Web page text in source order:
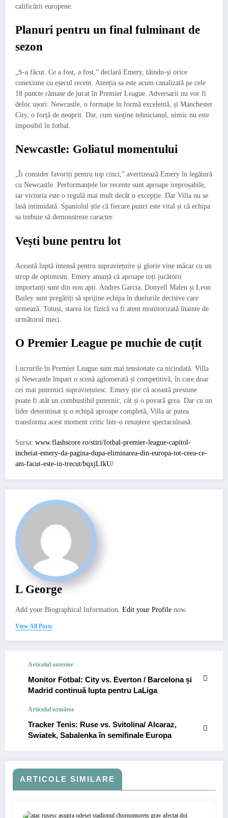
calificării europene.
Planuri pentru un final fulminant de
sezon
„S-a făcut. Ce a fost, a fost,” declară Emery, tăindu-și orice
conexiune cu eșecul recent. Atenția sa este acum canalizată pe cele
18 puncte rămase de jucat în Premier League. Adversarii nu vor fi
deloc ușori: Newcastle, o formație în formă excelentă, și Manchester
City, o forță de neoprit. Dar, cum susține tehnicianul, nimic nu este
imposibil în fotbal.
Newcastle: Goliatul momentului
„Îi consider favoriți pentru top cinci,” avertizează Emery în legătură
cu Newcastle. Performanțele lor recente sunt aproape ireproșabile,
iar victoria este o regulă mai mult decât o excepție. Dar Villa nu se
lasă intimidată. Spaniolul știe că fiecare punct este vital și că echipa
sa trebuie să demonstreze caracter.
Vești bune pentru lot
Această luptă intensă pentru supraviețuire și glorie vine măcar cu un
strop de optimism. Emery anunță că aproape toți jucătorii
importanți sunt din nou apți. Andres Garcia, Donyell Malen și Leon
Bailey sunt pregătiți să sprijine echipa în duelurile decisive care
urmează. Totuși, starea lor fizică va fi atent monitorizată înainte de
următorul meci.
O Premier League pe muchie de cuțit
Lucrurile în Premier League sunt mai tensionate ca niciodată. Villa
și Newcastle împart o scenă aglomerată și competitivă, în care doar
cei mai puternici supraviețuiesc. Emery știe că această presiune
poate fi atât un combustibil puternic, cât și o povară grea. Dar cu un
lider determinat și o echipă aproape completă, Villa ar putea
transforma acest moment critic într-o renaștere spectaculoasă.
Sursa: www.flashscore.ro/stiri/fotbal-premier-league-capitol-
incheiat-emery-da-pagina-dupa-eliminarea-din-europa-tot-ceea-ce-
am-facut-este-in-trecut/bqxjLfkU/
L George
Add your Biographical Information. Edit your Profile now.
View All Posts
Articolul anterior
Monitor Fotbal: City vs. Everton / Barcelona și
Madrid continuă lupta pentru LaLiga
Articolul următor
Tracker Tenis: Ruse vs. Svitolina/ Alcaraz,
Swiatek, Sabalenka în semifinale Europa
ARTICOLE SIMILARE